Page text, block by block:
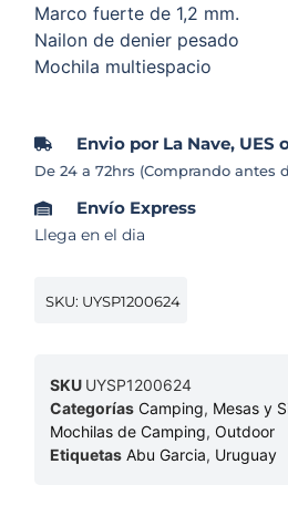
Marco fuerte de 1,2 mm.
Nailon de denier pesado
Mochila multiespacio
Envio por La Nave, UES
De 24 a 72hrs (Comprando antes
Envío Express
Llega en el dia
SKU: UYSP1200624
SKU UYSP1200624
Categorías Camping, Mesas y
Mochilas de Camping,Outdoor
Etiquetas Abu Garcia, Uruguay